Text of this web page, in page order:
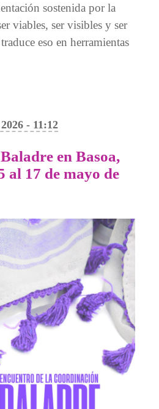
sostenida por la
viables, ser visibles y ser
eso en herramientas
- 11:12
en Basoa,
al 17 de mayo de